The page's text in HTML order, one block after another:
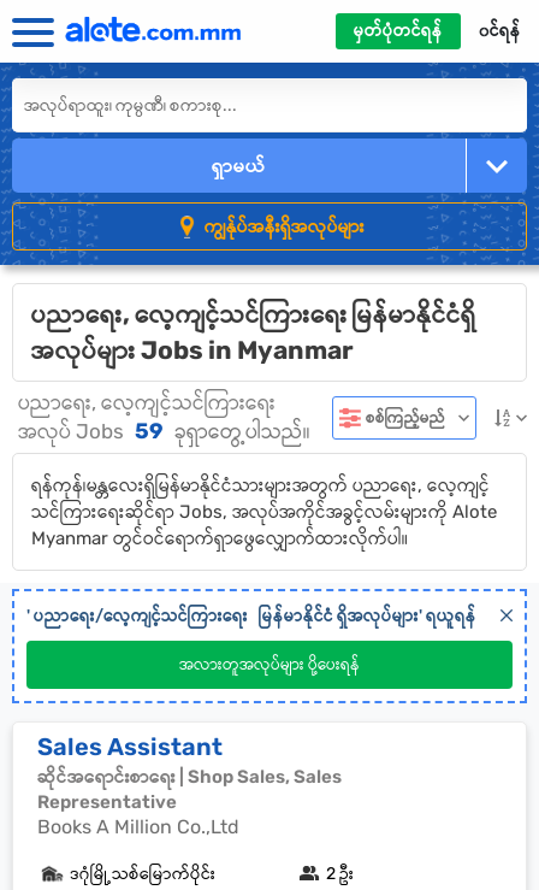
မှတ်ပုံတင်ရန် ၀င်ရန်
ရှာမယ်
ကျွန်ုပ်အနီးရှိအလုပ်များ
ပညာရေး, လေ့ကျင့်သင်ကြားရေး မြန်မာနိုင်ငံရှိ
အလုပ်များ Jobs in Myanmar
ပညာရေး, လေ့ကျင့်သင်ကြားရေး
အလုပ် Jobs 59 ခုရှာတွေ့ပါသည်။
စစ်ကြည့်မည်
ရန်ကုန်၊မန္တလေးရှိမြန်မာနိုင်ငံသားများအတွက် ပညာရေး, လေ့ကျင့်
သင်ကြားရေးဆိုင်ရာ Jobs, အလုပ်အကိုင်အခွင့်လမ်းများကို Alote
Myanmar တွင်ဝင်ရောက်ရှာဖွေလျှောက်ထားလိုက်ပါ။
'ပညာရေး/လေ့ကျင့်သင်ကြားရေး မြန်မာနိုင်ငံရှိအလုပ်များ' ရယူရန်
အလားတူအလုပ်များ ပို့ပေးရန်
Sales Assistant
ဆိုင်အရောင်းစာရေး | Shop Sales, Sales
Representative
Books A Million Co.,Ltd
ဒဂုံမြို့သစ်မြောက်ပိုင်း 2 ဦး